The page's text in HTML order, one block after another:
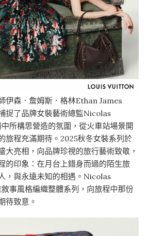
伊森．詹姆斯．格林Ethan James
捉了品牌女裝藝術總監Nicolas
所構思營造的氛圍，從火車站場景開
旅程充滿期待。2025秋冬女裝系列於
大亮相，向品牌珍視的旅行藝術致敬，
的印象：在月台上錯身而過的陌生旅
，與永遠未知的相遇。Nicolas
事風格編織整體系列，向旅程中那份
待致意。